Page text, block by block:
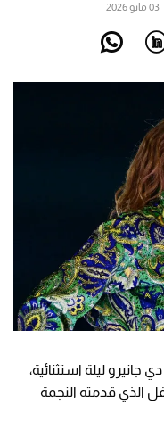
03 مايو 2026
ليلة استثنائية،
الذي قدمته النجمة